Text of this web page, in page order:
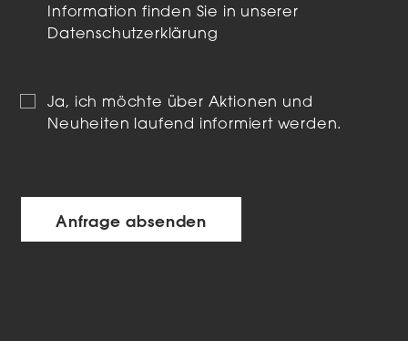
Information finden Sie in unserer
Datenschutzerklärung
Ja, ich möchte über Aktionen und
Neuheiten laufend informiert werden.